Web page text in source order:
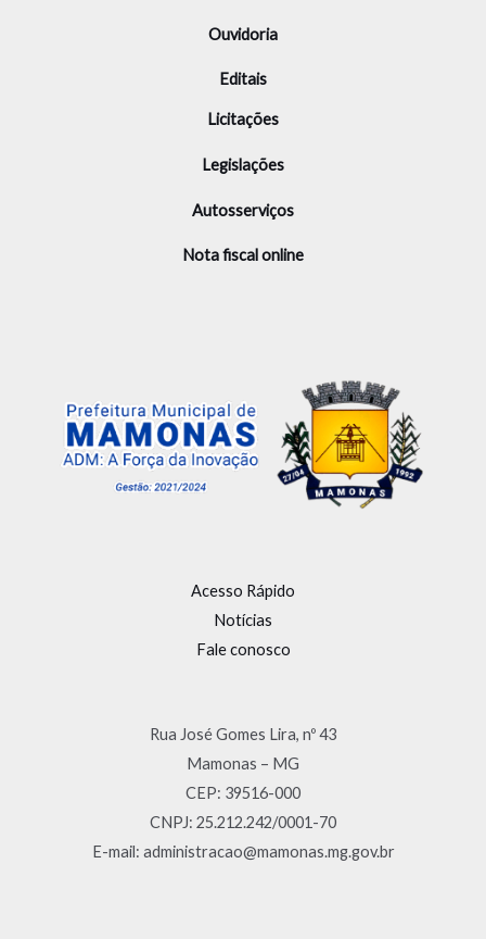
Ouvidoria
Editais
Licitações
Legislações
Autosserviços
Nota fiscal online
Acesso Rápido
Notícias
Fale conosco
Rua José Gomes Lira, nº 43
Mamonas – MG
CEP: 39516-000
CNPJ: 25.212.242/0001-70
E-mail: administracao@mamonas.mg.gov.br